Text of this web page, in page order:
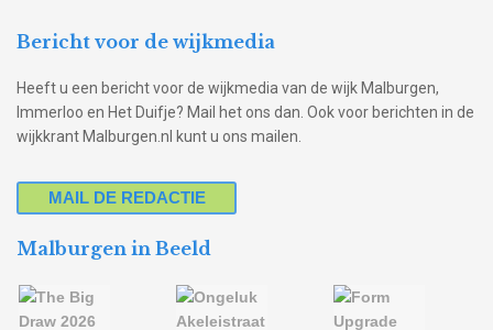
Bericht voor de wijkmedia
Heeft u een bericht voor de wijkmedia van de wijk Malburgen,
Immerloo en Het Duifje? Mail het ons dan. Ook voor berichten in de
wijkkrant Malburgen.nl kunt u ons mailen.
MAIL DE REDACTIE
Malburgen in Beeld